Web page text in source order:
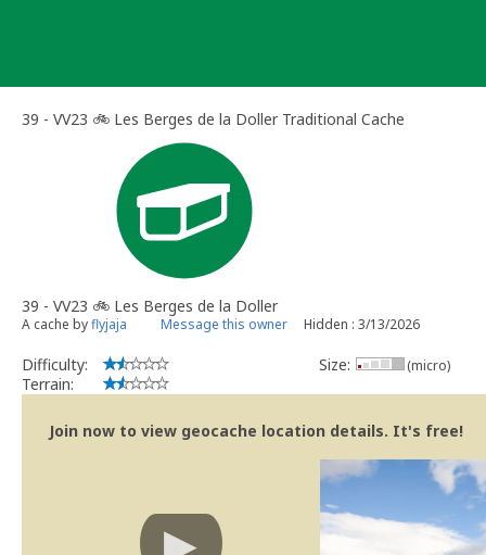
39 - VV23 🚲 Les Berges de la Doller Traditional Cache
39 - VV23 🚲 Les Berges de la Doller
A cache byflyjaja Message this owner Hidden : 3/13/2026
Difficulty:
Terrain:
Size: (micro)
Join now to view geocache location details. It's free!